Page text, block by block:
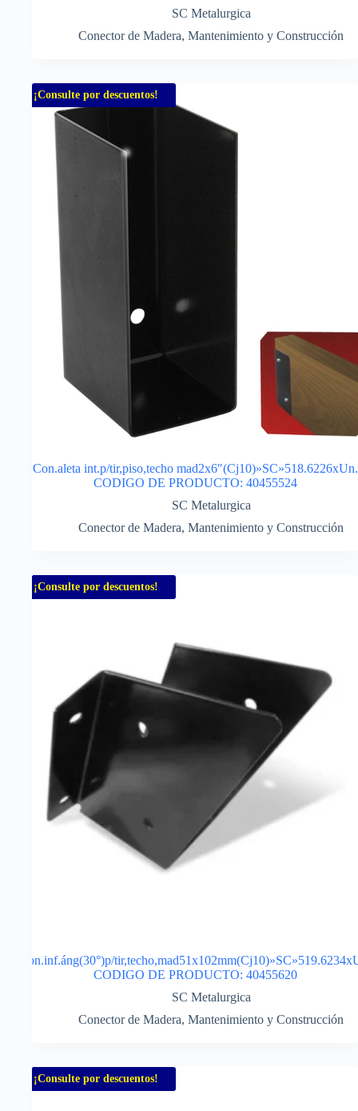
SC Metalurgica
Conector de Madera, Mantenimiento y Construcción
¡Consulte por descuentos!
Con.aleta int.p/tir,piso,techo mad2x6″(Cj10)»SC»518.6226xUn.
CODIGO DE PRODUCTO: 40455524
SC Metalurgica
Conector de Madera, Mantenimiento y Construcción
¡Consulte por descuentos!
Con.inf.áng(30°)p/
CODIGO DE PRODUCTO: 40455620
SC Metalurgica
Conector de Madera, Mantenimiento y Construcción
¡Consulte por descuentos!